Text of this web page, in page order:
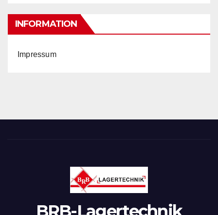
INFORMATION
Impressum